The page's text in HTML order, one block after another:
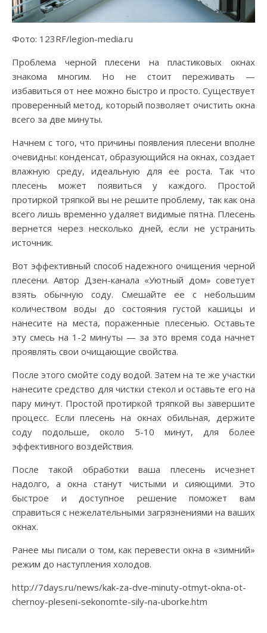
Фото: 123RF/legion-media.ru
Проблема черной плесени на пластиковых окнах
знакома многим. Но не стоит переживать —
избавиться от нее можно быстро и просто. Существует
проверенный метод, который позволяет очистить окна
всего за две минуты.
Начнем с того, что причины появления плесени вполне
очевидны: конденсат, образующийся на окнах, создает
влажную среду, идеальную для ее роста. Так что
плесень может появиться у каждого. Простой
протиркой тряпкой вы не решите проблему, так как она
всего лишь временно удаляет видимые пятна. Плесень
вернется через несколько дней, если не устранить
источник.
Вот эффективный способ надежного очищения черной
плесени. Автор Дзен-канала «Уютный дом» советует
взять обычную соду. Смешайте ее с небольшим
количеством воды до состояния густой кашицы и
нанесите на места, пораженные плесенью. Оставьте
эту смесь на 1-2 минуты — за это время сода начнет
проявлять свои очищающие свойства.
После этого смойте соду водой. Затем на те же участки
нанесите средство для чистки стекол и оставьте его на
пару минут. Простой протиркой тряпкой вы завершите
процесс. Если плесень на окнах обильная, держите
соду подольше, около 5-10 минут, для более
эффективного воздействия.
После такой обработки ваша плесень исчезнет
надолго, а окна станут чистыми и сияющими. Это
быстрое и доступное решение поможет вам
справиться с нежелательными загрязнениями на ваших
окнах.
Ранее мы писали о том, как перевести окна в «зимний»
режим до наступления холодов.
http://7days.ru/news/kak-za-dve-minuty-otmyt-okna-ot-
chernoy-pleseni-sekonomte-sily-na-uborke.htm